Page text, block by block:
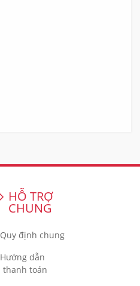
HỖ TRỢ
CHUNG
Quy định chung
Hướng dẫn
thanh toán